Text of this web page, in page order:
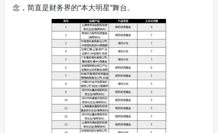
念，简直是财务界的“本大明星”舞台。